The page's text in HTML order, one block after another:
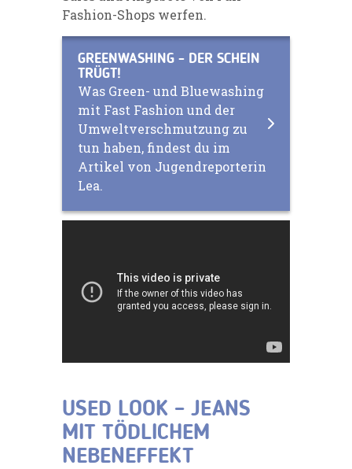
Fashion-Shops werfen.
GREENWASHING - DER SCHEIN
TRÜGT!
Was Green- und Bluewashing
mit Fast Fashion und der
Umweltverschmutzung zu
tun haben, findest du im
Artikel von Jugendreporterin
Lea.
USED LOOK – JEANS
MIT TÖDLICHEM
NEBENEFFEKT